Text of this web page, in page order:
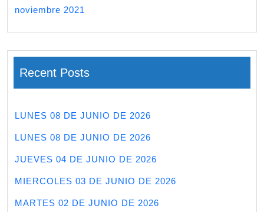
noviembre 2021
Recent Posts
LUNES 08 DE JUNIO DE 2026
LUNES 08 DE JUNIO DE 2026
JUEVES 04 DE JUNIO DE 2026
MIERCOLES 03 DE JUNIO DE 2026
MARTES 02 DE JUNIO DE 2026